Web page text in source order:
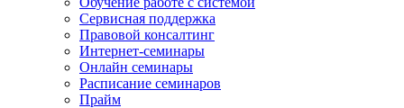
Сервисная поддержка
Правовой консалтинг
Интернет-семинары
Онлайн семинары
Расписание семинаров
Прайм